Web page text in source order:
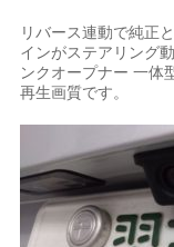
リバース連動で純正
インがステアリング
ンクオープナー 一体
再生画質です。